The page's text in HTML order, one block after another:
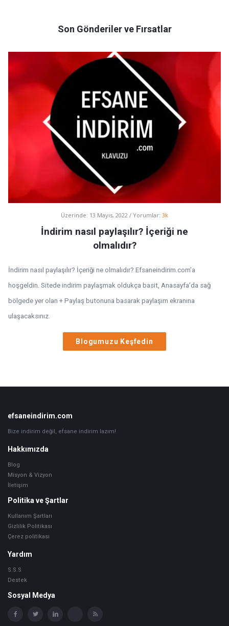
Son Gönderiler ve Fırsatlar
efsaneindirim.com
En
son
Makaleleri
Üzerinde: 13 Mayıs, 2022 Yorumlar: 3k
İndirim nasıl paylaşılır? İçeriği ne
olmalıdır?
İndirim nasıl paylaşılır? İçeriği ne olmalıdır? Efsaneindirim.com’a
hoşgeldin. Sitede indirim paylaşmak oldukça basit, Anasayfa’da sağ
bölgede yer olan + Paylaş butonuna basarak paylaşım ekranına
ulaşacaksınız.
Blogumuzu Keşfedin
efsaneindirim.com
Bize indirim değil, efsane indirim lazım!
Hakkımızda
Blog
Misyon & Vizyon
İletişim
Politika ve Şartlar
Kullanım Şartları
Gizlilik Politikası
Çerez politikası
Yardım
S.S.S
Destek
Sosyal Medya